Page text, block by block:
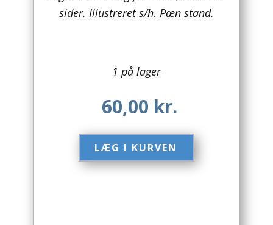
Biografier / Erindringer
Børn / Unge
Børnebøger
sider. Illustreret s/h. Pæn stand.
1 på lager
60,00 kr.
LÆG I KURVEN​